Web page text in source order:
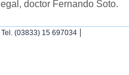
doctor Fernando Soto.
Tel. (03833) 15 697034 |